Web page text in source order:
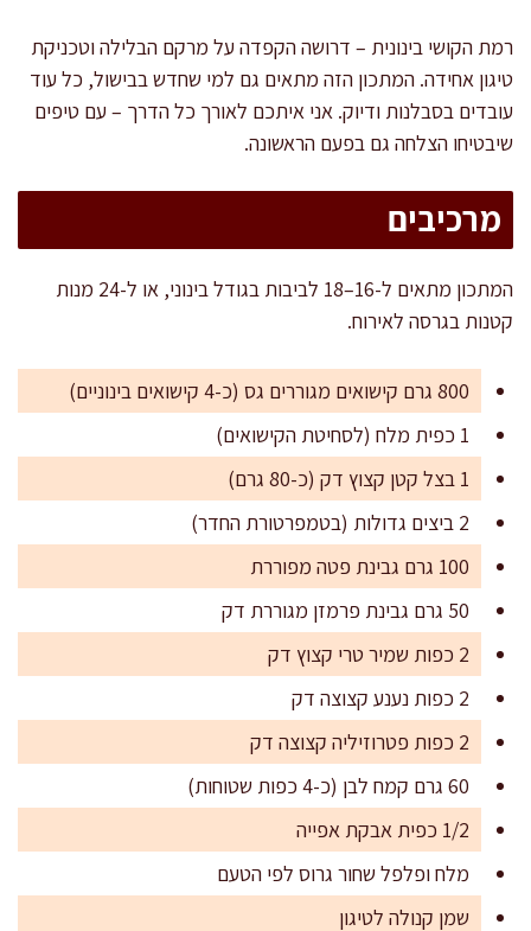
רמת הקושי בינונית – דרושה הקפדה על מרקם הבלילה וטכניקת
טיגון אחידה. המתכון הזה מתאים גם למי שחדש בבישול, כל עוד
עובדים בסבלנות ודיוק. אני איתכם לאורך כל הדרך – עם טיפים
שיבטיחו הצלחה גם בפעם הראשונה.
מרכיבים
המתכון מתאים ל-16–18 לביבות בגודל בינוני, או ל-24 מנות
קטנות בגרסה לאירוח.
800 גרם קישואים מגוררים גס (כ-4 קישואים בינוניים)
1 כפית מלח (לסחיטת הקישואים)
1 בצל קטן קצוץ דק (כ-80 גרם)
2 ביצים גדולות (בטמפרטורת החדר)
100 גרם גבינת פטה מפוררת
50 גרם גבינת פרמזן מגוררת דק
2 כפות שמיר טרי קצוץ דק
2 כפות נענע קצוצה דק
2 כפות פטרוזיליה קצוצה דק
60 גרם קמח לבן (כ-4 כפות שטוחות)
1/2 כפית אבקת אפייה
מלח ופלפל שחור גרוס לפי הטעם
שמן קנולה לטיגון